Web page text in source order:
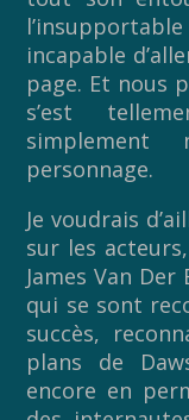
incapable
page. Et nous
s’est
personnage.
Je voudrais
sur les
James Van
qui se sont
succès,
plans de
encore en